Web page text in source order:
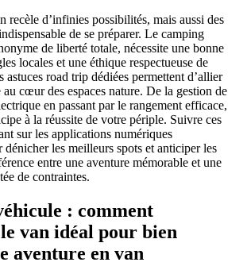
recèle d’infinies possibilités, mais aussi des
de se préparer. Le camping
de liberté totale, nécessite une bonne
locales et une éthique respectueuse de
astuces road trip dédiées permettent d’allier
cœur des espaces nature. De la gestion de
en passant par le rangement efficace,
à la réussite de votre périple. Suivre ces
sur les applications numériques
dénicher les meilleurs spots et anticiper les
entre une aventure mémorable et une
de contraintes.
: comment
van idéal pour bien
aventure en van